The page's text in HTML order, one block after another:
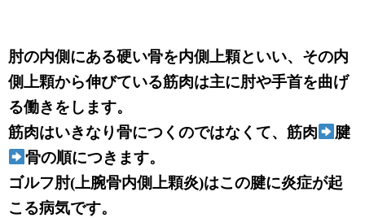
肘の内側にある硬い骨を内側上顆といい、その内
側上顆から伸びている筋肉は主に肘や手首を曲げ
る働きをします。
筋肉はいきなり骨につくのではなくて、筋肉
腱
骨の順につきます。
ゴルフ肘(上腕骨内側上顆炎)はこの腱に炎症が起
こる病気です。